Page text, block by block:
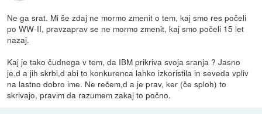
Ne ga srat. Mi še zdaj ne mormo zmenit o tem, kaj smo res počeli
po WW-II, pravzaprav se ne mormo zmenit, kaj smo počeli 15 let
nazaj.
Kaj je tako čudnega v tem, da IBM prikriva svoja sranja ? Jasno
je,d a jih skrbi,d abi to konkurenca lahko izkoristila in seveda vpliv
na lastno dobro ime. Ne rečem,d a je prav, ker (če sploh) to
skrivajo, pravim da razumem zakaj to počno.